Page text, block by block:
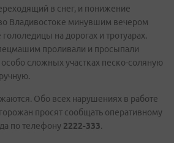
в снег, и понижение
Владивостоке минувшим вечером
на дорогах и тротуарах.
проливали и просыпали
сложных участках песко-соляную
Обо всех нарушениях в работе
просят сообщать оперативному
по телефону 2222-333.